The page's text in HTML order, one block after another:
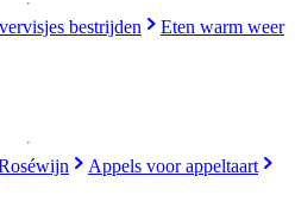
bestrijden
Eten warm weer
Appels voor appeltaart